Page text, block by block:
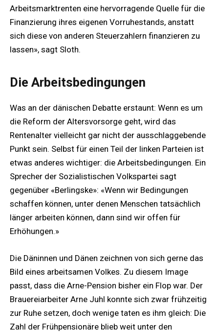
Arbeitsmarktrenten eine hervorragende Quelle für die
Finanzierung ihres eigenen Vorruhestands, anstatt
sich diese von anderen Steuerzahlern finanzieren zu
lassen», sagt Sloth.
Die Arbeitsbedingungen
Was an der dänischen Debatte erstaunt: Wenn es um
die Reform der Altersvorsorge geht, wird das
Rentenalter vielleicht gar nicht der ausschlaggebende
Punkt sein. Selbst für einen Teil der linken Parteien ist
etwas anderes wichtiger: die Arbeitsbedingungen. Ein
Sprecher der Sozialistischen Volkspartei sagt
gegenüber «Berlingske»: «Wenn wir Bedingungen
schaffen können, unter denen Menschen tatsächlich
länger arbeiten können, dann sind wir offen für
Erhöhungen.»
Die Däninnen und Dänen zeichnen von sich gerne das
Bild eines arbeitsamen Volkes. Zu diesem Image
passt, dass die Arne-Pension bisher ein Flop war. Der
Brauereiarbeiter Arne Juhl konnte sich zwar frühzeitig
zur Ruhe setzen, doch wenige taten es ihm gleich: Die
Zahl der Frühpensionäre blieb weit unter den